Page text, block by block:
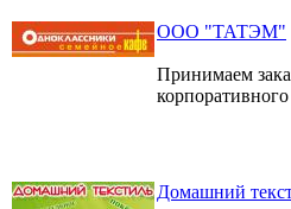
ООО "ТАТЭМ"
Принимаем
Домашний